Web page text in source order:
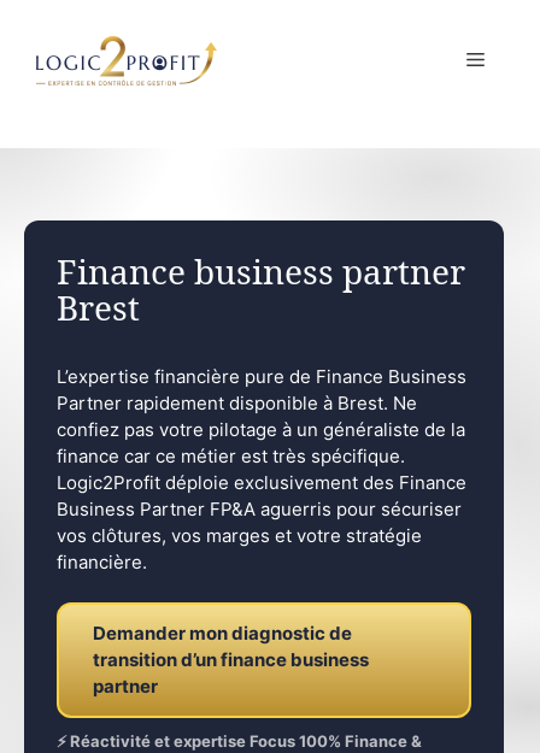
contenu
MENU
Finance business partner
Brest
L’expertise financière pure de Finance Business
Partner rapidement disponible à Brest. Ne
confiez pas votre pilotage à un généraliste de la
finance car ce métier est très spécifique.
Logic2Profit déploie exclusivement des Finance
Business Partner FP&A aguerris pour sécuriser
vos clôtures, vos marges et votre stratégie
financière.
Demander mon diagnostic de
transition d’un finance business
partner
⚡ Réactivité et expertise Focus 100% Finance &